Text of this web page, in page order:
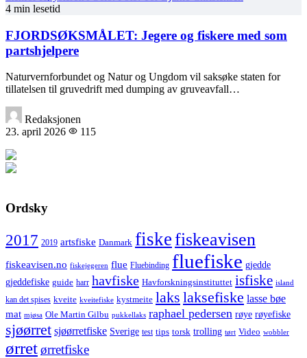
4 min lesetid
FJORDSØKSMÅLET: Jegere og fiskere med som
partshjelpere
Naturvernforbundet og Natur og Ungdom vil saksøke staten for
tillatelsen til gruvedrift med dumping av gruveavfall…
Redaksjonen
23. april 2026
115
Ordsky
2017 2019 artsfiske Danmark fiskefiskeavisen
fiskeavisen.no fiskejegeren flue Fluebinding fluefiske gjedde
gjeddefiske guide harr havfiske Havforskningsinstituttet isfiske island
kan det spises kveite kveitefiske kystmeite laks laksefiske lasse bøe
mat mjøsa Ole Martin Gilbu pukkellaks raphael pedersen røye røyefiske
sjøørret sjøørretfiske Sverige test tips torsk trolling tørt Video wobbler
ørretørretfiske